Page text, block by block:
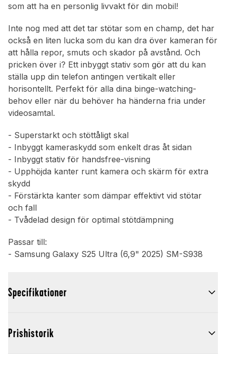
som att ha en personlig livvakt för din mobil!
Inte nog med att det tar stötar som en champ, det har
också en liten lucka som du kan dra över kameran för
att hålla repor, smuts och skador på avstånd. Och
pricken över i? Ett inbyggt stativ som gör att du kan
ställa upp din telefon antingen vertikalt eller
horisontellt. Perfekt för alla dina binge-watching-
behov eller när du behöver ha händerna fria under
videosamtal.
- Superstarkt och stöttåligt skal
- Inbyggt kameraskydd som enkelt dras åt sidan
- Inbyggt stativ för handsfree-visning
- Upphöjda kanter runt kamera och skärm för extra
skydd
- Förstärkta kanter som dämpar effektivt vid stötar
och fall
- Tvådelad design för optimal stötdämpning
Passar till:
- Samsung Galaxy S25 Ultra (6,9" 2025) SM-S938
Specifikationer
Prishistorik